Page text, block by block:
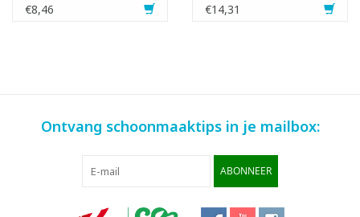
€8,46
€14,31
Ontvang schoonmaaktips in je mailbox:
ABONNEER